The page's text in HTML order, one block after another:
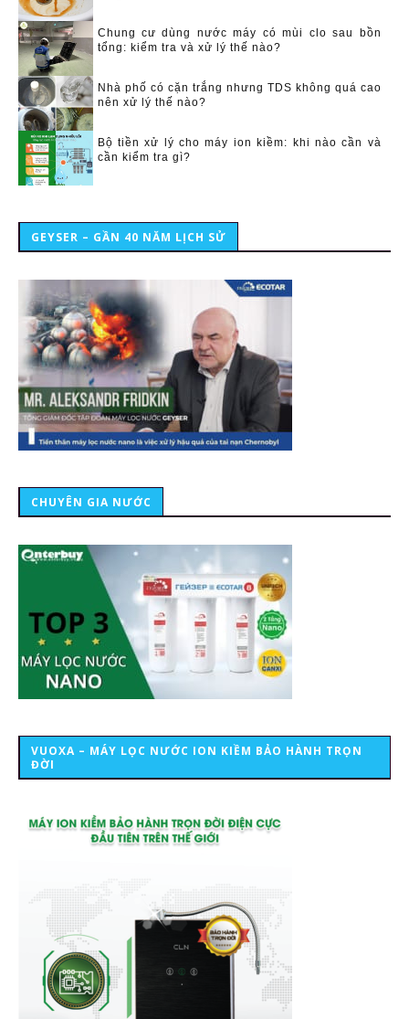
Chung cư dùng nước máy có mùi clo sau bồn
tổng: kiểm tra và xử lý thế nào?
Nhà phố có cặn trắng nhưng TDS không quá cao
nên xử lý thế nào?
Bộ tiền xử lý cho máy ion kiềm: khi nào cần và
cần kiểm tra gì?
GEYSER – GẦN 40 NĂM LỊCH SỬ
CHUYÊN GIA NƯỚC
VUOXA – MÁY LỌC NƯỚC ION KIỀM BẢO HÀNH TRỌN
ĐỜI